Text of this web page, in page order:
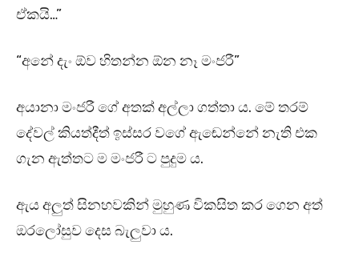
ඒකයි…”
“අනේ දැං ඕව හිතන්න ඕන නෑ මංජරී”
අයානා මංජරී ගේ අතක් අල්ලා ගත්තා ය. මේ තරම්
දේවල් කියත්දීත් ඉස්සර වගේ ඇඬෙන්නේ නැති එක
ගැන ඇත්තට ම මංජරී ට පුදුම ය.
ඇය අලුත් සිනහවකින් මුහුණ විකසිත කර ගෙන අත්
ඔරලෝසුව දෙස බැලුවා ය.